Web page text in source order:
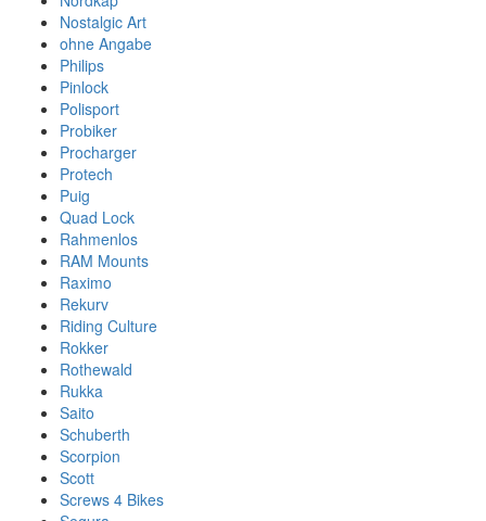
Nostalgic Art
ohne Angabe
Philips
Pinlock
Polisport
Probiker
Procharger
Protech
Puig
Quad Lock
Rahmenlos
RAM Mounts
Raximo
Rekurv
Riding Culture
Rokker
Rothewald
Rukka
Saito
Schuberth
Scorpion
Scott
Screws 4 Bikes